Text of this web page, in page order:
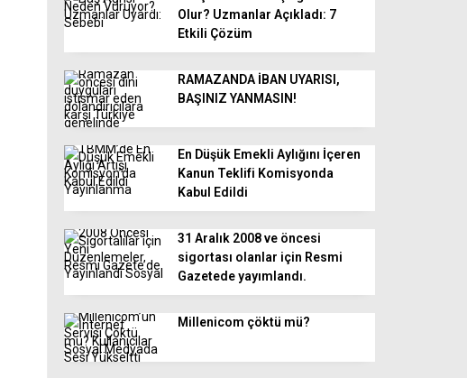
Olur? Uzmanlar Açıkladı: 7
Etkili Çözüm
RAMAZANDA İBAN UYARISI,
BAŞINIZ YANMASIN!
En Düşük Emekli Aylığını İçeren
Kanun Teklifi Komisyonda
Kabul Edildi
31 Aralık 2008 ve öncesi
sigortası olanlar için Resmi
Gazetede yayımlandı.
Millenicom çöktü mü?